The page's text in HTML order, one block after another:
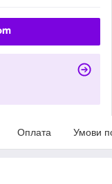
Оплата Умови